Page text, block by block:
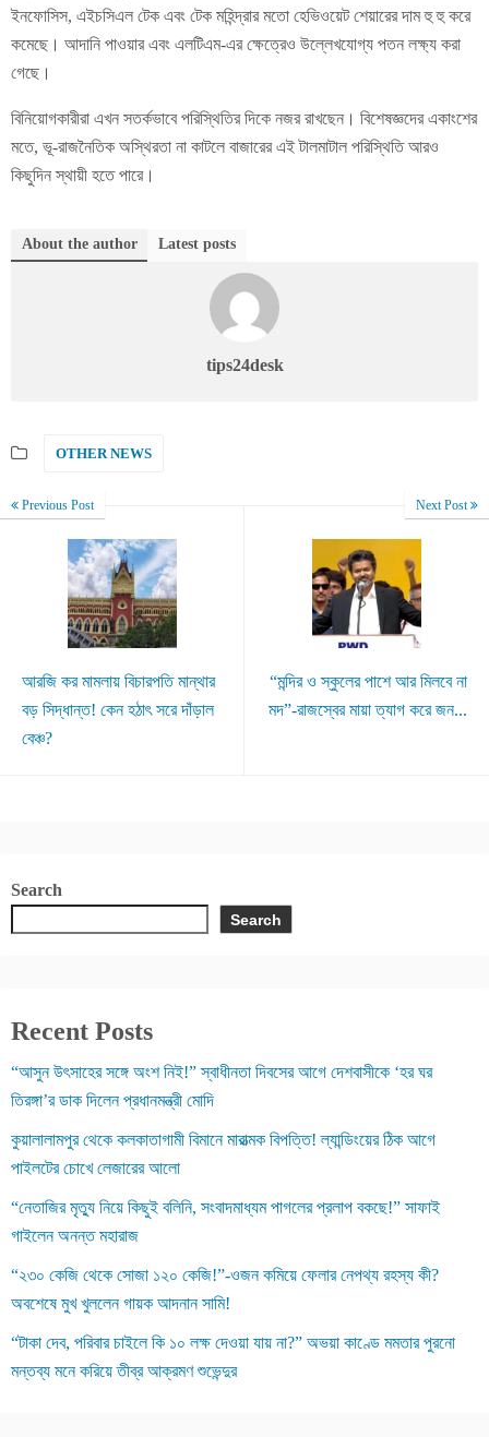
ইনফোসিস, এইচসিএল টেক এবং টেক মহিন্দ্রার মতো হেভিওয়েট শেয়ারের দাম হু হু করে
কমেছে। আদানি পাওয়ার এবং এলটিএম-এর ক্ষেত্রেও উল্লেখযোগ্য পতন লক্ষ্য করা
গেছে।
বিনিয়োগকারীরা এখন সতর্কভাবে পরিস্থিতির দিকে নজর রাখছেন। বিশেষজ্ঞদের একাংশের
মতে, ভূ-রাজনৈতিক অস্থিরতা না কাটলে বাজারের এই টালমাটাল পরিস্থিতি আরও
কিছুদিন স্থায়ী হতে পারে।
About the author Latest posts
tips24desk
OTHER NEWS
Previous Post
আরজি কর মামলায় বিচারপতি মান্থার
বড় সিদ্ধান্ত! কেন হঠাৎ সরে দাঁড়াল
বেঞ্চ?
Next Post
“মন্দির ও স্কুলের পাশে আর মিলবে না
মদ”-রাজস্বের মায়া ত্যাগ করে জন...
Search
Search
Recent Posts
“আসুন উৎসাহের সঙ্গে অংশ নিই!” স্বাধীনতা দিবসের আগে দেশবাসীকে ‘হর ঘর
তিরঙ্গা’র ডাক দিলেন প্রধানমন্ত্রী মোদি
কুয়ালালামপুর থেকে কলকাতাগামী বিমানে মারাত্মক বিপত্তি! ল্যান্ডিংয়ের ঠিক আগে
পাইলটের চোখে লেজারের আলো
“নেতাজির মৃত্যু নিয়ে কিছুই বলিনি, সংবাদমাধ্যম পাগলের প্রলাপ বকছে!” সাফাই
গাইলেন অনন্ত মহারাজ
“২৩০ কেজি থেকে সোজা ১২০ কেজি!”-ওজন কমিয়ে ফেলার নেপথ্য রহস্য কী?
অবশেষে মুখ খুললেন গায়ক আদনান সামি!
“টাকা দেব, পরিবার চাইলে কি ১০ লক্ষ দেওয়া যায় না?” অভয়া কাণ্ডে মমতার পুরনো
মন্তব্য মনে করিয়ে তীব্র আক্রমণ শুভেন্দুর